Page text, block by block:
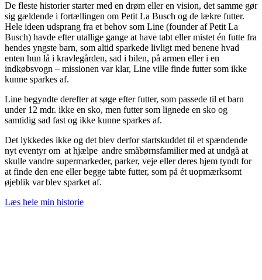
De fleste historier starter med en drøm eller en vision, det samme gør
sig gældende i fortællingen om Petit La Busch og de lækre futter.
Hele ideen udsprang fra et behov som Line (founder af Petit La
Busch) havde efter utallige gange at have tabt eller mistet én futte fra
hendes yngste barn, som altid sparkede livligt med benene hvad
enten hun lå i kravlegården, sad i bilen, på armen eller i en
indkøbsvogn – missionen var klar, Line ville finde futter som ikke
kunne sparkes af.
Line begyndte derefter at søge efter futter, som passede til et barn
under 12 mdr. ikke en sko, men futter som lignede en sko og
samtidig sad fast og ikke kunne sparkes af.
Det lykkedes ikke og det blev derfor startskuddet til et spændende
nyt eventyr om at hjælpe andre småbørnsfamilier med at undgå at
skulle vandre supermarkeder, parker, veje eller deres hjem tyndt for
at finde den ene eller begge tabte futter, som på ét uopmærksomt
øjeblik var blev sparket af.
Læs hele min historie